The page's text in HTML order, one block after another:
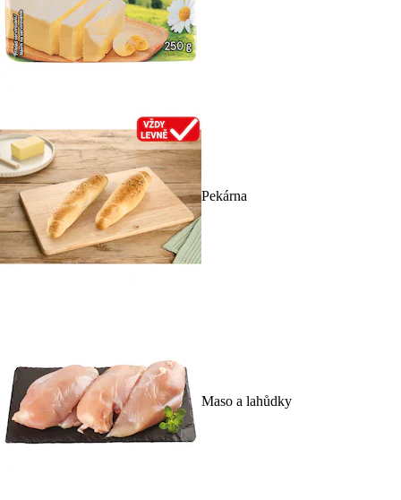
Pekárna
Maso a lahůdky